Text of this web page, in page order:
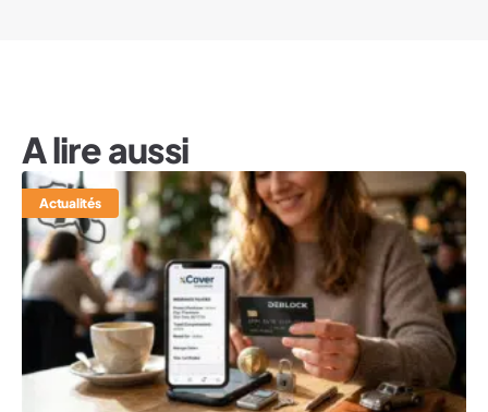
A lire aussi
Actualités